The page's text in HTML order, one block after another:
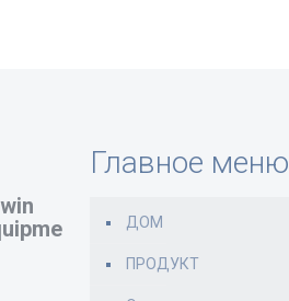
Главное меню
ДОМ
ПРОДУКТ